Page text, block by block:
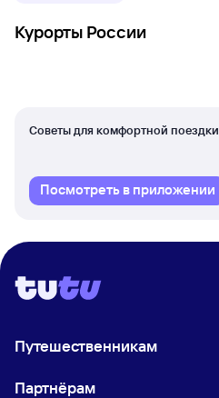
Курорты России
Советы для комфортной поездки
Посмотреть в приложении
Путешественникам
Партнёрам